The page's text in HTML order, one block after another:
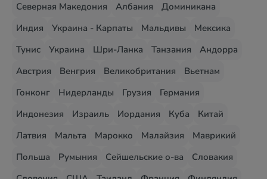
Северная Македония
Албания
Доминикана
Индия
Украина - Карпаты Мальдивы
Мексика
Тунис
Украина Шри-Ланка Танзания
Андорра
Австрия
Венгрия Великобритания
Вьетнам
Гонконг
Нидерланды Грузия
Германия
Индонезия
Израиль Иордания Куба
Китай
Латвия
Мальта Марокко Малайзия
Маврикий
Польша
Румыния Сейшельские о-ва
Словакия